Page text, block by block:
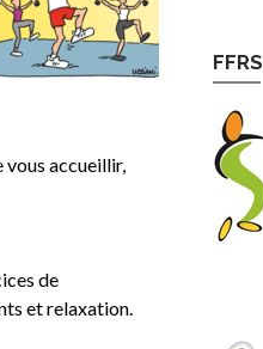
vous accueillir,
de
et relaxation.
FFRS